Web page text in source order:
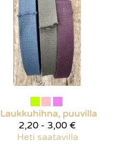
Laukkuhihna, puuvilla
2,20 - 3,00 €
Heti saatavilla